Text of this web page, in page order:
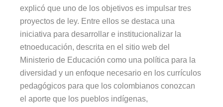
explicó que uno de los objetivos es impulsar tres
proyectos de ley. Entre ellos se destaca una
iniciativa para desarrollar e institucionalizar la
etnoeducación, descrita en el sitio web del
Ministerio de Educación como una política para la
diversidad y un enfoque necesario en los currículos
pedagógicos para que los colombianos conozcan
el aporte que los pueblos indígenas,